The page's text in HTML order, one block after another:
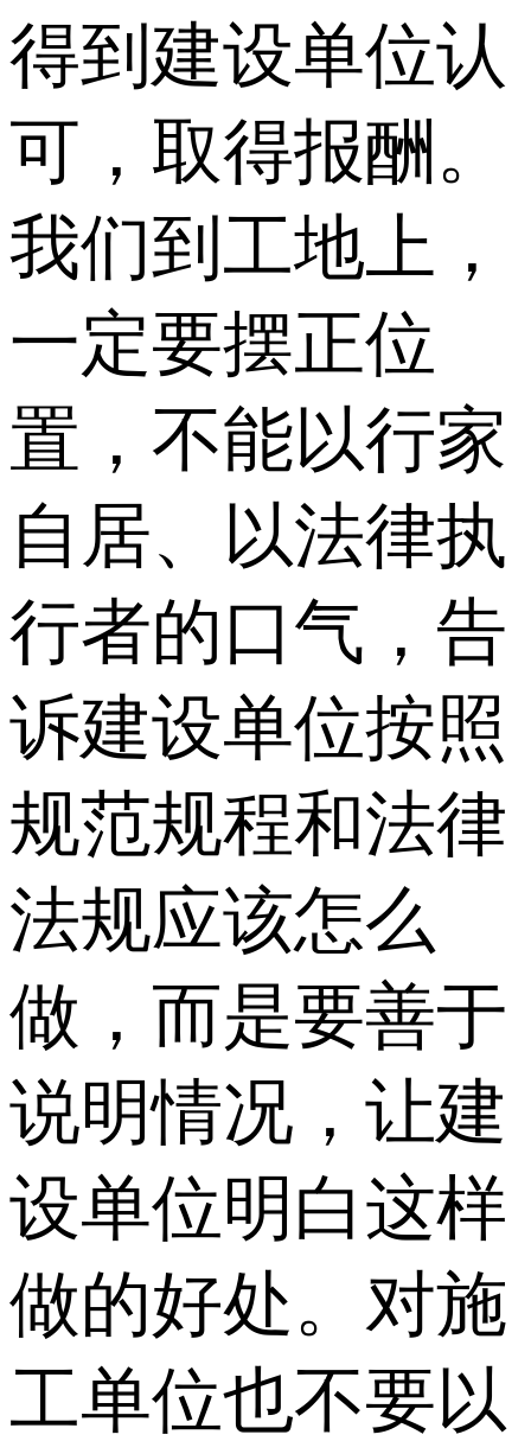
得到建设单位认
可，取得报酬。
我们到工地上，
一定要摆正位
置，不能以行家
自居、以法律执
行者的口气，告
诉建设单位按照
规范规程和法律
法规应该怎么
做，而是要善于
说明情况，让建
设单位明白这样
做的好处。对施
工单位也不要以